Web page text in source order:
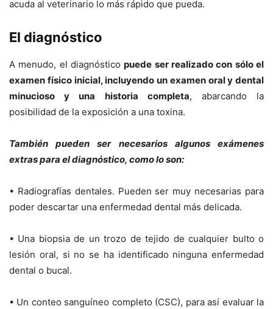
acuda al veterinario lo más rápido que pueda.
El diagnóstico
A menudo, el diagnósticopuede ser realizado con sólo el
examen físico inicial, incluyendo un examen oral y dental
minucioso y una historia completa, abarcando la
posibilidad de la exposición a una toxina.
También pueden ser necesarios algunos exámenes
extras para el diagnóstico, como lo son:
• Radiografías dentales. Pueden ser muy necesarias para
poder descartar una enfermedad dental más delicada.
• Una biopsia de un trozo de tejido de cualquier bulto o
lesión oral, si no se ha identificado ninguna enfermedad
dental o bucal.
• Un conteo sanguíneo completo (CSC), para así evaluar la